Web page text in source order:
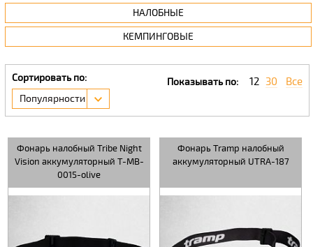
НАЛОБНЫЕ
КЕМПИНГОВЫЕ
Сортировать по:
Популярности
Показывать по: 12 30 Все
Фонарь налобный Tribe Night
Vision аккумуляторный T-MB-
0015-olive
Фонарь Tramp налобный
аккумуляторный UTRA-187